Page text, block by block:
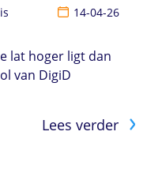
14-04-26
lat hoger ligt dan
van DigiD
Lees verder